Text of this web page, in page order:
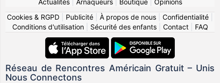
Cookies & RGPD
Publicité À propos de nous Confidentialité
Conditions d'utilisation| Sécurité des enfants| Contact| FAQ
Réseau de Rencontres Américain Gratuit – Unis
Nous Connectons